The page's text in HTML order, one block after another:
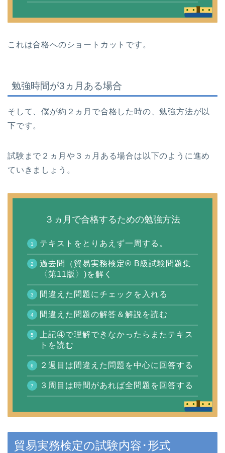
これは合格へのショートカットです。
勉強時間が3ヵ月ある場合
そして、僕が約２ヵ月で合格した時の、勉強方法が以
下です。
試験まで２ヵ月や３ヵ月ある場合は以下のように進め
ていきましょう。
３ヵ月で合格するための勉強方法
テキストをとりあえず一周する。
過去問（貿易実務検定® B級試験問題集
〈第11版〉)を解く
間違えた問題にチェックを入れる
間違えた問題の解答＆解説を読む
上記④で理解できなかったらまたテキス
トを読む
２週目は間違えた問題を中心に回答する
３周目は時間があれば全問題を回答する
貿易実務検定の試験内容･形式